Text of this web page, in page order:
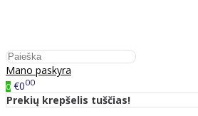
Mano paskyra
0 €000
Prekių krepšelis tuščias!